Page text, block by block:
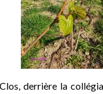
derrière la